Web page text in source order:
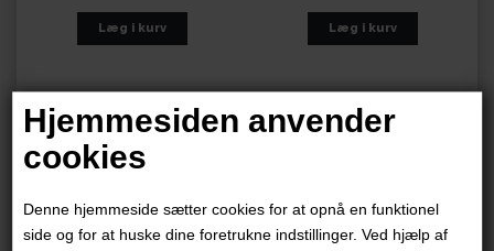
Hjemmesiden anvender
cookies
Denne hjemmeside sætter cookies for at opnå en funktionel
side og for at huske dine foretrukne indstillinger. Ved hjælp af
Tintin: Krabben med de
Tintin: Krabben med de